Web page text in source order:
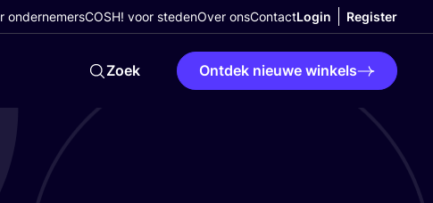
ondernemersCOSH! voor stedenOver onsContactLogin Register
Zoek Ontdek nieuwe winkels